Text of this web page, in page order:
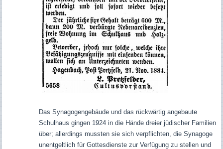
Das Synagogengebäude und das rückwärtig angebaute
Schulhaus gingen 1924 in die Hände dreier jüdischer Familien
über; allerdings mussten sie sich verpflichten, die Synagoge
unentgeltlich für Gottesdienste zur Verfügung zu stellen und